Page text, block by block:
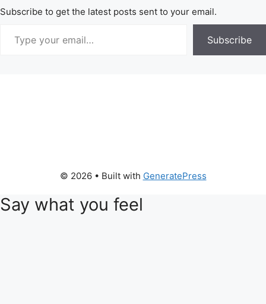
Subscribe to get the latest posts sent to your email.
Subscribe
© 2026 • Built with GeneratePress
Say what you feel